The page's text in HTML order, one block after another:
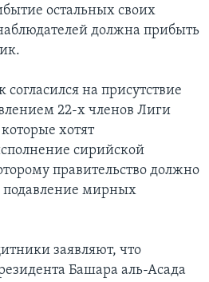
остальных своих
должна прибыть
на присутствие
22-х членов Лиги
хотят
сирийской
правительство должно
подавление мирных
заявляют, что
Башара аль-Асада